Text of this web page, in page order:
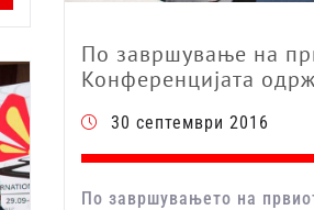
По завршување на
Конференцијата
30 септември 2016
По завршувањето на